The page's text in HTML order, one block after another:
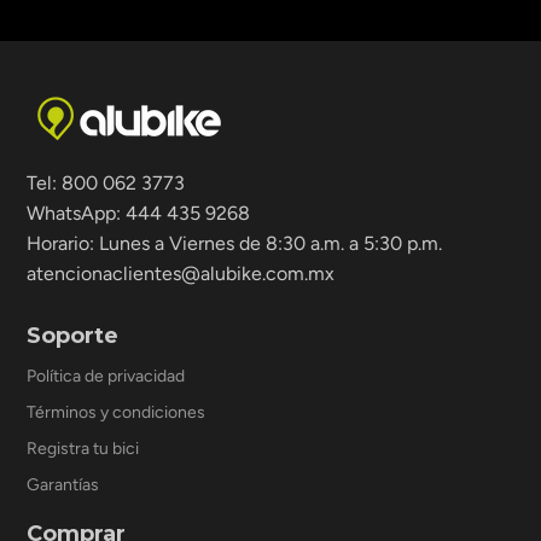
Tel: 800 062 3773
WhatsApp: 444 435 9268
Horario: Lunes a Viernes de 8:30 a.m. a 5:30 p.m.
atencionaclientes@alubike.com.mx
Soporte
Política de privacidad
Términos y condiciones
Registra tu bici
Garantías
Comprar